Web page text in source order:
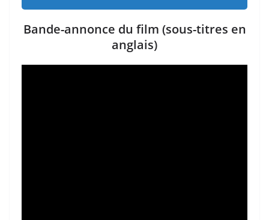
Bande-annonce du film (sous-titres en
anglais)